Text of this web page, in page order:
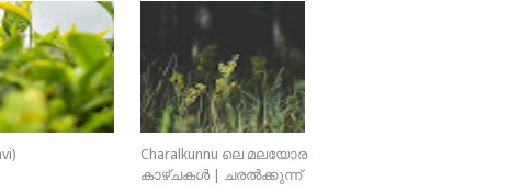
Charalkunnu ലെ മലയോര
കാഴ്ചകൾ | ചരൽക്കുന്ന്